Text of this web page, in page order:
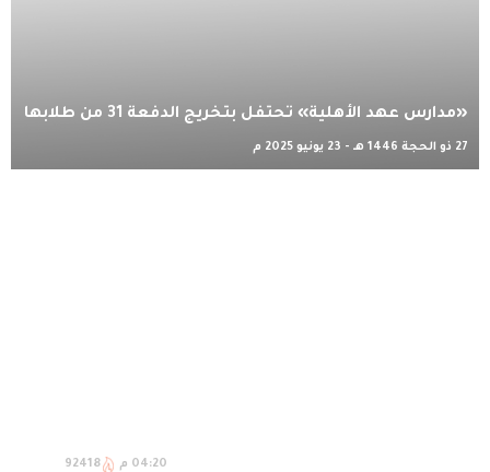
«مدارس عهد الأهلية» تحتفل بتخريج الدفعة 31 من طلابها
27 ذو الحجة 1446 هـ - 23 يونيو 2025 م
04:20 م 92418